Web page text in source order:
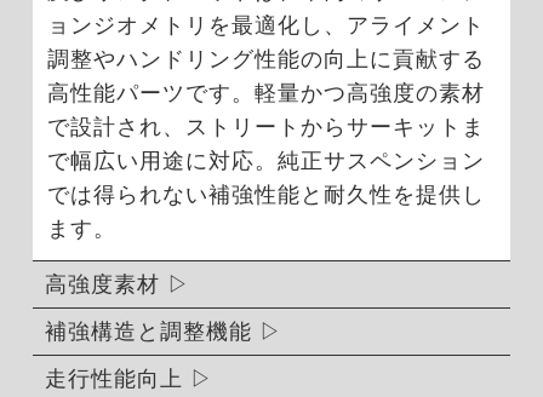
ョンジオメトリを最適化し、アライメント
調整やハンドリング性能の向上に貢献する
高性能パーツです。軽量かつ高強度の素材
で設計され、ストリートからサーキットま
で幅広い用途に対応。純正サスペンション
では得られない補強性能と耐久性を提供し
ます。
高強度素材
補強構造と調整機能
走行性能向上